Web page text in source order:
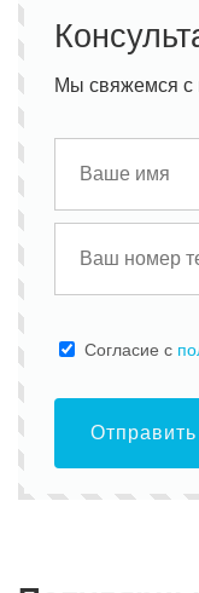
Мы свяжемся с
Cогласие с
Отправить